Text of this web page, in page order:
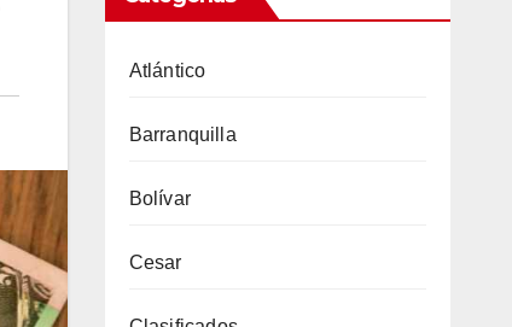
Atlántico
Barranquilla
Bolívar
Cesar